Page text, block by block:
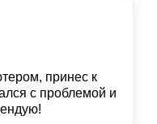
принес к
с проблемой и